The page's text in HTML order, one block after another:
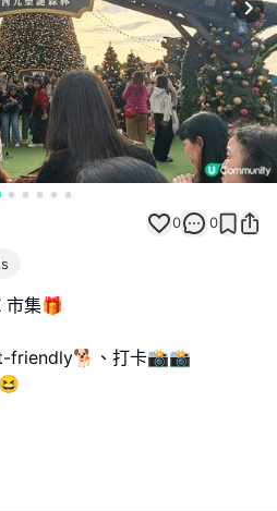
0 0
市集🎁
friendly🐕、打卡📸📸